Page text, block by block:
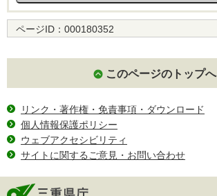
ページID： 000180352
このページのトップへ
リンク・著作権・免責事項・ダウンロード
個人情報保護ポリシー
ウェブアクセシビリティ
サイトに関するご意見・お問い合わせ